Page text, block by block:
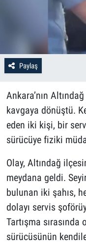
Paylaş
Ankara’nın
kavgaya dönüştü.
eden iki kişi, bir
sürücüye fiziki
Olay, Altındağ
meydana geldi.
bulunan iki şahıs,
dolayı servis
Tartışma
sürücüsünün